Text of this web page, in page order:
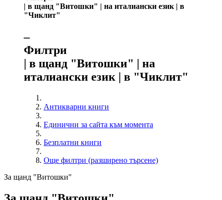
| в щанд "Витошки" | на италиански език | в
"Чиклит"
‒
Филтри
| в щанд "Витошки" | на
италиански език | в "Чиклит"
Антикварни книги
Единични за сайта към момента
Безплатни книги
Още филтри (разширено търсене)
За щанд "Витошки"